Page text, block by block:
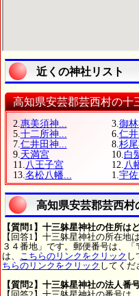
近くの神社リスト
高知県安芸郡芸西村の十
2. 惠美須神... 3. 御
5. 十二所神... 6. 仁井
7. 仁井田神... 8. 杉
9. 天満宮 10. 白
11. 八王子宮 12. 八
13. 名松八幡... 1. 宇佐
高知県安芸郡芸西村
【質問1】十三躰星神社の住所は
【回答1】十三躰星神社の所在地
３４番地」です。郵便番号は、
は、
こちらのリンクをクリック し
ちらのリンクをクリック してくだ
【質問2】十三躰星神社の法人番